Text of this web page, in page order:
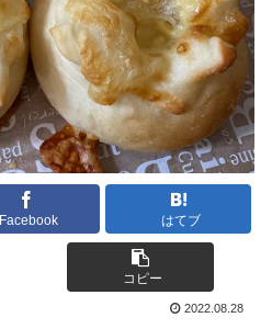
Facebook はてブ
コピー
2022.08.28